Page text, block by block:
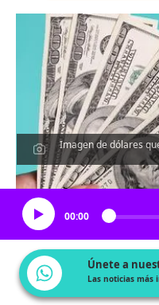
Imagen de dólares
00:00
Únete a
Las noticias